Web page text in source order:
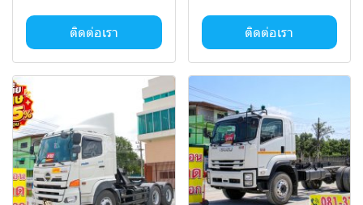
ติดต่อเรา ติดต่อเรา